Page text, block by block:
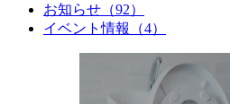
お知らせ（92）
イベント情報（4）